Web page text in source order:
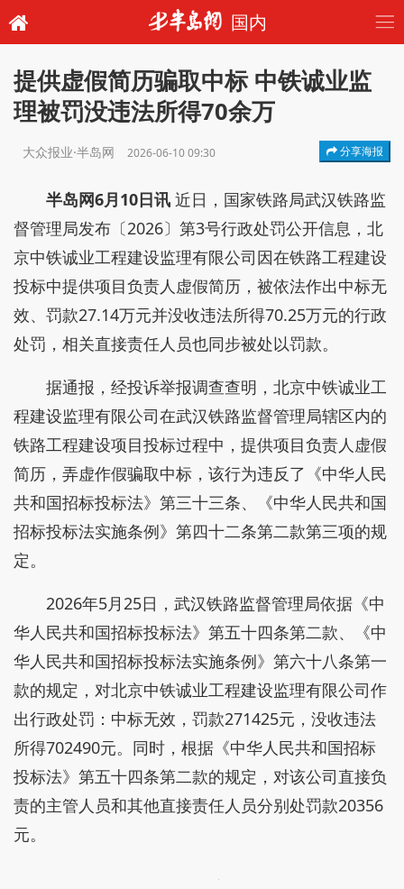
国内
提供虚假简历骗取中标 中铁诚业监
理被罚没违法所得70余万
大众报业·半岛网 2026-06-10 09:30 分享海报
半岛网6月10日讯 近日，国家铁路局武汉铁路监
督管理局发布〔2026〕第3号行政处罚公开信息，北
京中铁诚业工程建设监理有限公司因在铁路工程建设
投标中提供项目负责人虚假简历，被依法作出中标无
效、罚款27.14万元并没收违法所得70.25万元的行政
处罚，相关直接责任人员也同步被处以罚款。
据通报，经投诉举报调查查明，北京中铁诚业工
程建设监理有限公司在武汉铁路监督管理局辖区内的
铁路工程建设项目投标过程中，提供项目负责人虚假
简历，弄虚作假骗取中标，该行为违反了《中华人民
共和国招标投标法》第三十三条、《中华人民共和国
招标投标法实施条例》第四十二条第二款第三项的规
定。
2026年5月25日，武汉铁路监督管理局依据《中
华人民共和国招标投标法》第五十四条第二款、《中
华人民共和国招标投标法实施条例》第六十八条第一
款的规定，对北京中铁诚业工程建设监理有限公司作
出行政处罚：中标无效，罚款271425元，没收违法
所得702490元。同时，根据《中华人民共和国招标
投标法》第五十四条第二款的规定，对该公司直接负
责的主管人员和其他直接责任人员分别处罚款20356
元。